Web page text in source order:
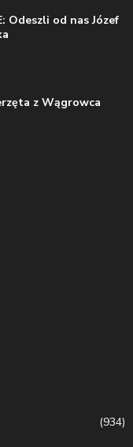
Odeszli od nas Józef
z Wągrowca
(934)